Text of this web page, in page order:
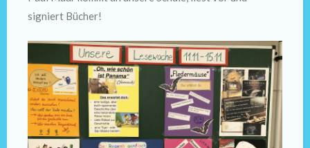
signiert Bücher!